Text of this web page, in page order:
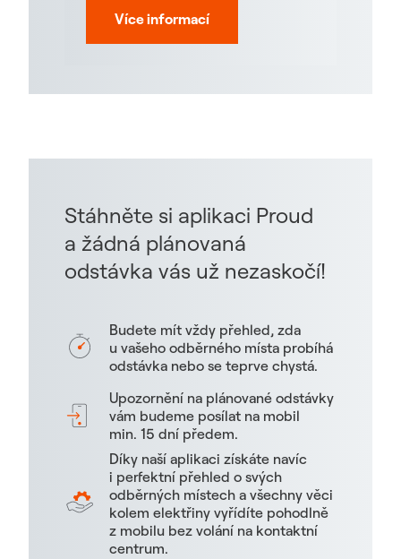
Více informací
Stáhněte si aplikaci Proud
a žádná plánovaná
odstávka vás už nezaskočí!
Budete mít vždy přehled, zda
u vašeho odběrného místa probíhá
odstávka nebo se teprve chystá.
Upozornění na plánované odstávky
vám budeme posílat na mobil
min. 15 dní předem.
Díky naší aplikaci získáte navíc
i perfektní přehled o svých
odběrných místech a všechny věci
kolem elektřiny vyřídíte pohodlně
z mobilu bez volání na kontaktní
centrum.